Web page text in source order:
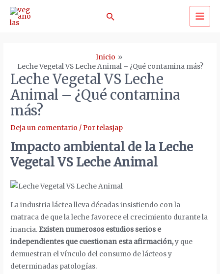
Buscar
Inicio
Leche Vegetal VS Leche Animal – ¿Qué contamina más?
Leche Vegetal VS Leche
Animal – ¿Qué contamina
más?
Deja un comentario / Portelasjap
Impacto ambiental de la Leche
Vegetal VS Leche Animal
La industria láctea lleva décadas insistiendo con la
matraca de que la leche favorece el crecimiento durante la
inancia. Existen numerosos estudios serios e
independientes que cuestionan esta afirmación,y que
demuestran el vínculo del consumo de lácteos y
determinadas patologías.